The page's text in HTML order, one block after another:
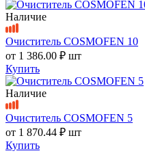
Наличие
Очиститель COSMOFEN 10
от 1 386.00 ₽ шт
Купить
Наличие
Очиститель COSMOFEN 5
от 1 870.44 ₽ шт
Купить